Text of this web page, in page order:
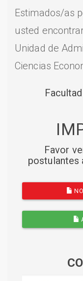
Estimados/as
usted
Unidad de
Ciencias
Favor
postulantes